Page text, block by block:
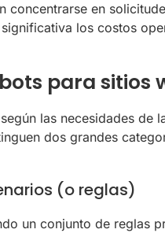
concentrarse en
los costos
para sitios
las necesidades
dos grandes
(o reglas)
un conjunto de reglas